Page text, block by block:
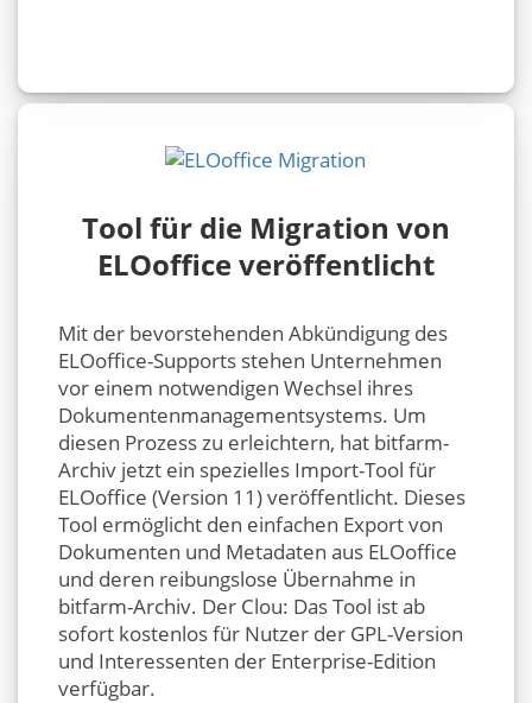
Tool für die Migration von
ELOoffice veröffentlicht
Mit der bevorstehenden Abkündigung des
ELOoffice-Supports stehen Unternehmen
vor einem notwendigen Wechsel ihres
Dokumentenmanagementsystems. Um
diesen Prozess zu erleichtern, hat bitfarm-
Archiv jetzt ein spezielles Import-Tool für
ELOoffice (Version 11) veröffentlicht. Dieses
Tool ermöglicht den einfachen Export von
Dokumenten und Metadaten aus ELOoffice
und deren reibungslose Übernahme in
bitfarm-Archiv. Der Clou: Das Tool ist ab
sofort kostenlos für Nutzer der GPL-Version
und Interessenten der Enterprise-Edition
verfügbar.